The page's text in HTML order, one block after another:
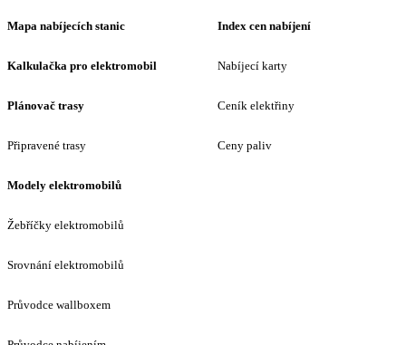
Mapa nabíjecích stanic
Kalkulačka pro elektromobil
Plánovač trasy
Připravené trasy
Modely elektromobilů
Žebříčky elektromobilů
Srovnání elektromobilů
Průvodce wallboxem
Index cen nabíjení
Nabíjecí karty
Ceník elektřiny
Ceny paliv